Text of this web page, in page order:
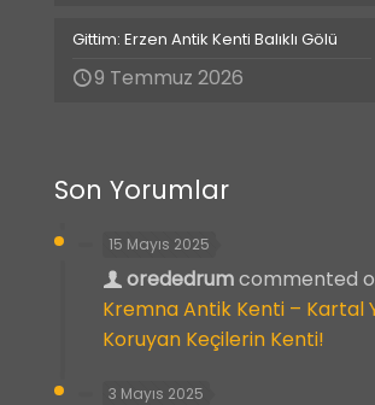
Gittim: Erzen Antik Kenti Balıklı Gölü
9 Temmuz 2026
Son Yorumlar
15 Mayıs 2025
orededrumcommented
Kremna Antik Kenti – Kartal
Koruyan Keçilerin Kenti!
3 Mayıs 2025